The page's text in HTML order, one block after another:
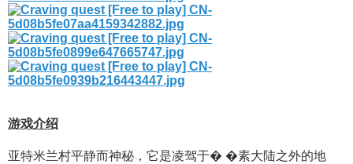
游戏介绍
亚特米兰村平静而神秘，它是凌驾于� �素大陆之外的地